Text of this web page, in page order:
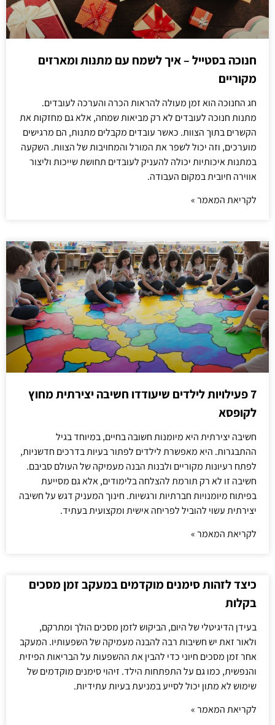
חנוכה בסטייל – איך לשמח עם מתנות ומארזים
מקוריים
חג החנוכה הוא זמן מעולה להראות הכרה והערכה לעובדים.
מתנות חנוכה לעובדים לא רק מביאות שמחה, אלא גם מחזקות את
הקשרים בתוך הצוות. כאשר עובדים מקבלים מתנות, הם מרגישים
מוערכים, וזה יכול לשפר את המורל והמחויבות של הצוות. השקעה
במתנות איכותיות יכולה להעניק לעובדים תחושת שייכות וליצור
אווירה חיובית במקום העבודה.
לקריאת המאמר »
7 פעילויות לילדים שיעודדו חשיבה יצירתית מחוץ
לקופסא
חשיבה יצירתית היא מיומנות חשובה בחיים, במיוחד בגיל
ההתבגרות. היא מאפשרת לילדים לפתור בעיות בדרכים חדשניות,
לפתח רעיונות מקוריים ולבנות הבנה מעמיקה של העולם סביבם.
חשיבה זו לא רק תורמת להצלחה בלימודים, אלא גם מסייעת
בפיתוח מיומנויות חברתיות ורגשיות. חינוך המעניק דגש על חשיבה
יצירתית עשוי להוביל לפריחה אישית ומקצועית בעתיד.
לקריאת המאמר »
כיצד לזהות סימנים מוקדמים במעקב זמן מסכים
בקלות
בעידן הדיגיטלי של היום, הביקוש לזמן מסכים הולך ומתרקם,
ולאור זאת יש חשיבות רבה להבנה מעמיקה של השפעותיו. המעקב
אחר זמן מסכים חיוני כדי להבין את ההשפעות על הבריאות הפיזית
והנפשית, כמו גם על התפתחות הילד. זיהוי סימנים מוקדמים של
שימוש לא מתון יכול לסייע במניעת בעיות עתידיות.
לקריאת המאמר »